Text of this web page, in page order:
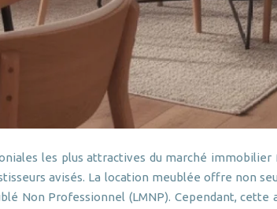
les plus attractives du marché
avisés. La location meublée offre non
Non Professionnel (LMNP). Cependant,